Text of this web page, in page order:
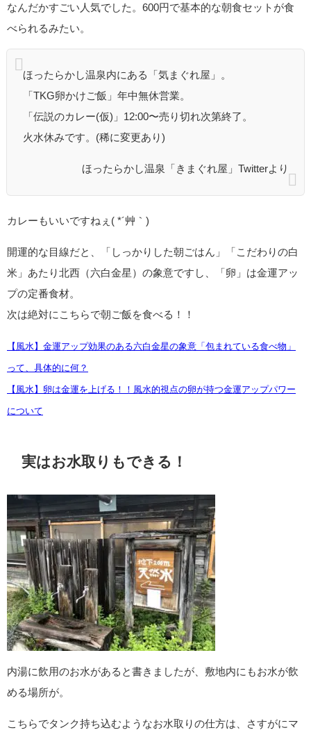
なんだかすごい人気でした。600円で基本的な朝食セットが食
べられるみたい。
ほったらかし温泉内にある「気まぐれ屋」。
「TKG卵かけご飯」年中無休営業。
「伝説のカレー(仮)」12:00〜売り切れ次第終了。
火水休みです。(稀に変更あり)
ほったらかし温泉「きまぐれ屋」Twitterより
カレーもいいですねぇ( *´艸｀)
開運的な目線だと、「しっかりした朝ごはん」「こだわりの白
米」あたり北西（六白金星）の象意ですし、「卵」は金運アッ
プの定番食材。
次は絶対にこちらで朝ご飯を食べる！！
【風水】金運アップ効果のある六白金星の象意「包まれている食べ物」
って、具体的に何？
【風水】卵は金運を上げる！！風水的視点の卵が持つ金運アップパワー
について
実はお水取りもできる！
内湯に飲用のお水があると書きましたが、敷地内にもお水が飲
める場所が。
こちらでタンク持ち込むようなお水取りの仕方は、さすがにマ